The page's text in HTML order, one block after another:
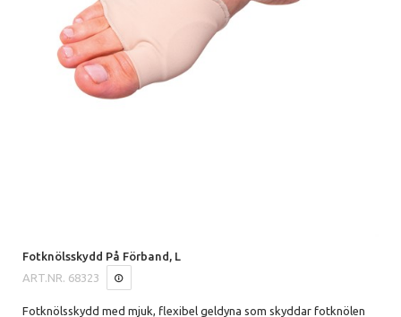
Fotknölsskydd På Förband, L
ART.NR. 68323
Fotknölsskydd med mjuk, flexibel geldyna som skyddar fotknölen